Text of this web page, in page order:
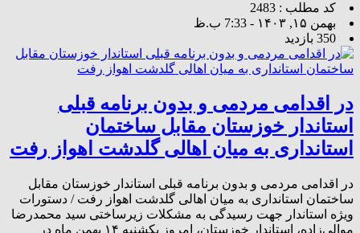
کد مطلب : 2483
بهمن ۱۵, ۱۴۰۳ - 7:33 ب.ظ
350 بازدید
در اقدامی مردمی و بدون برنامه قبلی
استاندار خوزستان مقابل ساختمان
استانداری به میان اهالی گلدشت اهواز رفت
در اقدامی مردمی و بدون برنامه قبلی استاندار خوزستان مقابل
ساختمان استانداری به میان اهالی گلدشت اهواز رفت / دستورات
ویژه استاندار جهت رسیدگی به مشکلات زیرساختی سید محمدرضا
موالی‌زاده، استاندار خوزستان، امروز یکشنبه ۱۴ بهمن ماه در